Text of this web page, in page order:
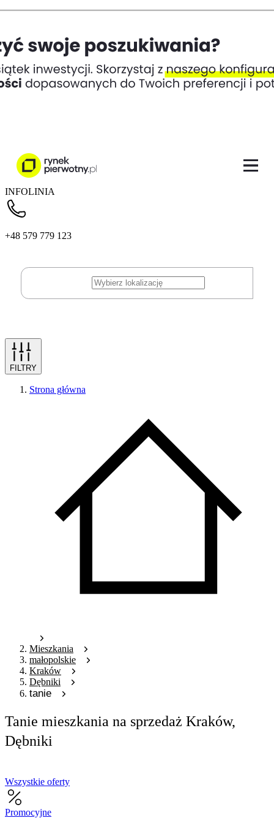
INFOLINIA
+48 579 779 123
FILTRY
Strona główna
Mieszkania
małopolskie
Kraków
Dębniki
tanie
Tanie mieszkania na sprzedaż Kraków,
Dębniki
Wszystkie oferty
Promocyjne